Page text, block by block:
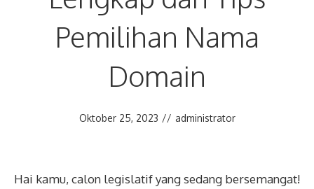
Pemilihan Nama
Domain
Oktober 25, 2023 // administrator
Hai kamu, calon legislatif yang sedang bersemangat!